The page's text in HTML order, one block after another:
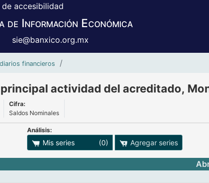
accesibilidad
de Información Económica
sie@banxico.org.mx
financieros
actividad del acreditado,
Cifra:
Saldos Nominales
para exportar series
Análisis:
Mis series (0) Agregar series